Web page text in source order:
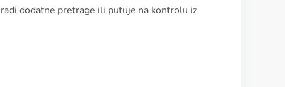
dodatne pretrage ili putuje na kontrolu iz